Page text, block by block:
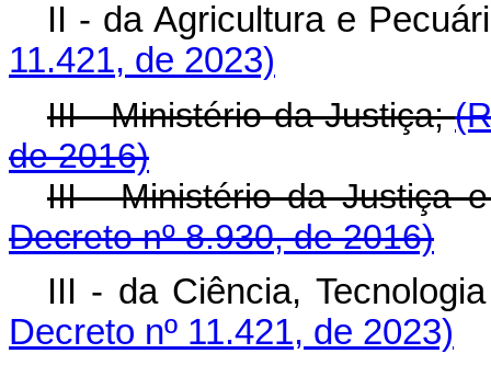
II - da Agricultura e
11.421, de 2023)
III - Ministério da Justiça;
de 2016)
III - Ministério da
Decreto nº 8.930, de 2016)
III - da Ciência,
Decreto nº 11.421, de 2023)